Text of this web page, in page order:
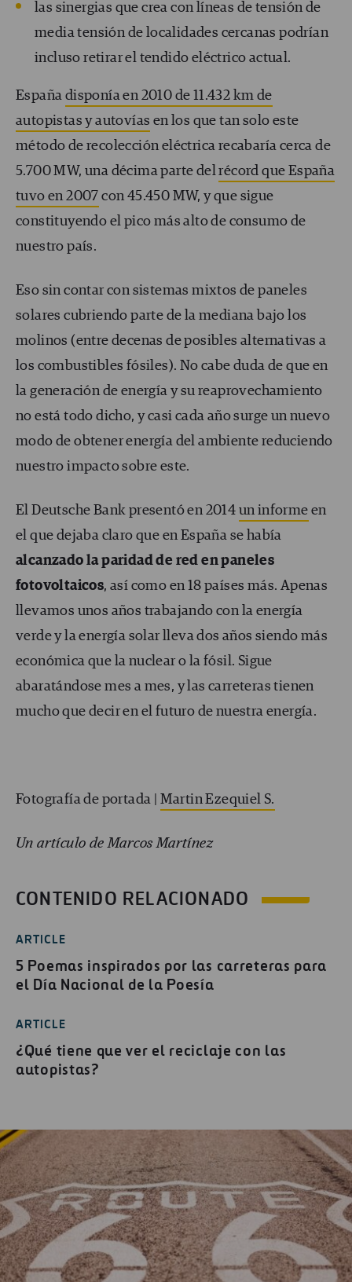
las sinergias que crea con líneas de tensión de
media tensión de localidades cercanas podrían
incluso retirar el tendido eléctrico actual.
España disponía en 2010 de 11.432 km de
autopistas y autovías en los que tan solo este
método de recolección eléctrica recabaría cerca de
5.700 MW, una décima parte delrécord que España
tuvo en 2007 con 45.450 MW, y que sigue
constituyendo el pico más alto de consumo de
nuestro país.
Eso sin contar con sistemas mixtos de paneles
solares cubriendo parte de la mediana bajo los
molinos (entre decenas de posibles alternativas a
los combustibles fósiles). No cabe duda de que en
la generación de energía y su reaprovechamiento
no está todo dicho, y casi cada año surge un nuevo
modo de obtener energía del ambiente reduciendo
nuestro impacto sobre este.
El Deutsche Bank presentó en 2014 un informe en
el que dejaba claro que en España se había
alcanzado la paridad de red en paneles
fotovoltaicos, así como en 18 países más. Apenas
llevamos unos años trabajando con la energía
verde y la energía solar lleva dos años siendo más
económica que la nuclear o la fósil. Sigue
abaratándose mes a mes, y las carreteras tienen
mucho que decir en el futuro de nuestra energía.
Fotografía de portada | Martin Ezequiel S.
Un artículo de Marcos Martínez
CONTENIDO RELACIONADO
ARTICLE
5 Poemas inspirados por las carreteras para
el Día Nacional de la Poesía
ARTICLE
¿Qué tiene que ver el reciclaje con las
autopistas?